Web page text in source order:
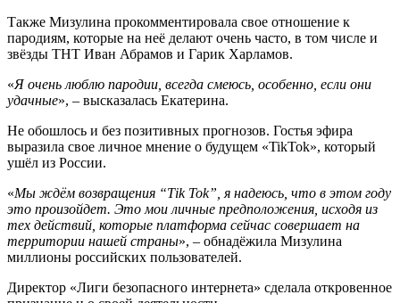
Также Мизулина прокомментировала свое отношение к
пародиям, которые на неё делают очень часто, в том числе и
звёзды ТНТ Иван Абрамов и Гарик Харламов.
«Я очень люблю пародии, всегда смеюсь, особенно, если они
удачные», – высказалась Екатерина.
Не обошлось и без позитивных прогнозов. Гостья эфира
выразила свое личное мнение о будущем «TikTok», который
ушёл из России.
«Мы ждём возвращения “Тik Tok”, я надеюсь, что в этом году
это произойдет. Это мои личные предположения, исходя из
тех действий, которые платформа сейчас совершает на
территории нашей страны», – обнадёжила Мизулина
миллионы российских пользователей.
Директор «Лиги безопасного интернета» сделала откровенное